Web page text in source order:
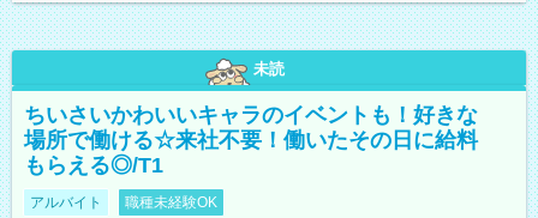
未読
ちいさいかわいいキャラのイベントも！好きな
場所で働ける☆来社不要！働いたその日に給料
もらえる◎/T1
アルバイト 職種未経験OK